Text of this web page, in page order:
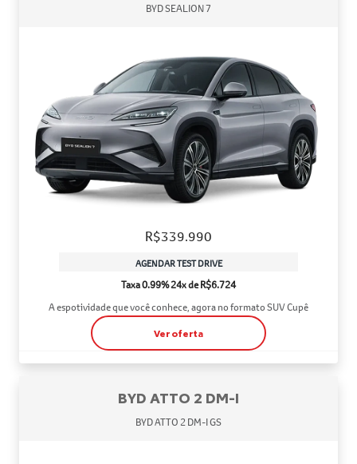
BYD SEALION 7
R$339.990
AGENDAR TEST DRIVE
Taxa 0.99% 24x de R$6.724
A espotividade que você conhece, agora no formato SUV Cupê
Ver oferta
BYD ATTO 2 DM-I
BYD ATTO 2 DM-I GS